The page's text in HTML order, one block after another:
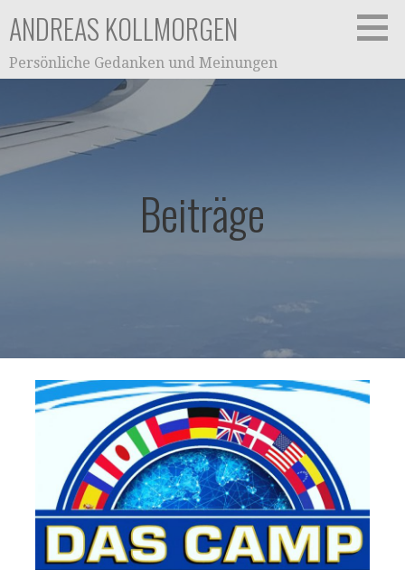
Inhalt
springen
ANDREAS KOLLMORGEN
Persönliche Gedanken und Meinungen
Beiträge